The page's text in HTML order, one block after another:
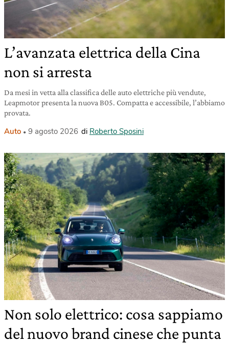
L’avanzata elettrica della Cina
non si arresta
Da mesi in vetta alla classifica delle auto elettriche più vendute,
Leapmotor presenta la nuova B05. Compatta e accessibile, l’abbiamo
provata.
Auto 9 agosto 2026 di Roberto Sposini
Non solo elettrico: cosa sappiamo
del nuovo brand cinese che punta